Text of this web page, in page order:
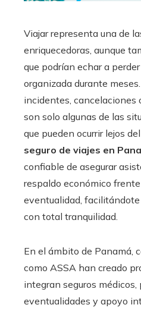
Viajar representa una de
enriquecedoras, aunque
que podrían echar a
organizada durante
incidentes, cancelaciones
son solo algunas de las
que pueden ocurrir lejos
seguro de viajes en
confiable de asegurar
respaldo económico
eventualidad,
con total tranquilidad.
En el ámbito de Panamá,
como ASSA han creado
integran seguros
eventualidades y apoyo